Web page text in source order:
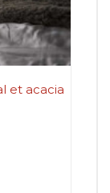
et acacia